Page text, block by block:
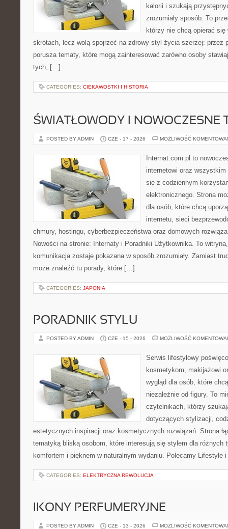
kalorii i szukają
zrozumiały sposób. To
którzy nie chcą opierać się
skrótach, lecz wolą spojrzeć na zdrowy styl życia szerzej: przez
porusza tematy, które mogą zainteresować zarówno osoby
tych, […]
CATEGORIES: CIEKAWOSTKI I HISTORIA
ŚWIATŁOWODY I NOWOCZESNE
POSTED BY ADMIN CZE - 17 - 2026 MOŻLIWOŚĆ
Internat.com.pl to
internetowi oraz
się z codziennym
elektronicznego. Strona
dla osób, które chcą
internetu, sieci
chmury, hostingu, cyberbezpieczeństwa oraz domowych
Nowości na stronie: Internaty i Poradniki Użytkownika. To
komunikacja zostaje pokazana w sposób zrozumiały. Zamiast
może znaleźć tu porady, które […]
CATEGORIES: JAPONIA
PORADNIK STYLU
POSTED BY ADMIN CZE - 15 - 2026 MOŻLIWOŚĆ
Serwis lifestylowy
kosmetykom, makijażowi
wygląd dla osób, które
niezależnie od figury. To
czytelnikach, którzy
dotyczących stylizacji,
estetycznych inspiracji oraz kosmetycznych rozwiązań. Strona
tematyką bliską osobom, które interesują się stylem dla różnych
komfortem i pięknem w naturalnym wydaniu. Polecamy Lifestyle
CATEGORIES: ELEKTRYCZNA REWOLUCJA
IKONY PERFUMERYJNE
POSTED BY ADMIN CZE - 13 - 2026 MOŻLIWOŚĆ